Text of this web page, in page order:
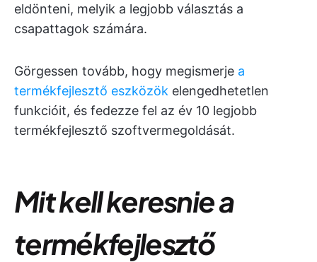
eldönteni, melyik a legjobb választás a
csapattagok számára.
Görgessen tovább, hogy megismerje a
termékfejlesztő eszközök elengedhetetlen
funkcióit, és fedezze fel az év 10 legjobb
termékfejlesztő szoftvermegoldását.
Mit kell keresnie a
termékfejlesztő